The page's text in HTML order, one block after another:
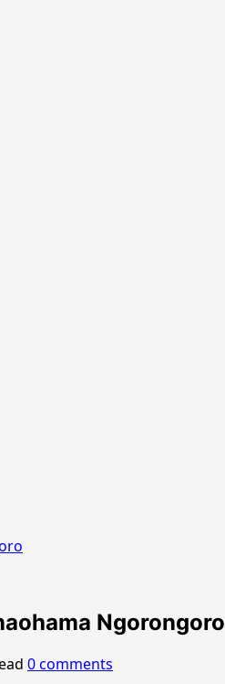
Ngorongoro
0 comments